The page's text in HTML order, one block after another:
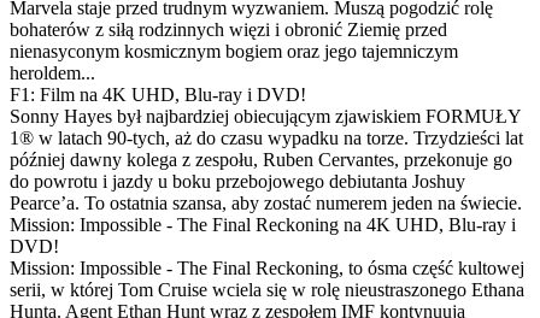
Marvela staje przed trudnym wyzwaniem. Muszą pogodzić rolę
bohaterów z siłą rodzinnych więzi i obronić Ziemię przed
nienasyconym kosmicznym bogiem oraz jego tajemniczym
heroldem...
F1: Film na 4K UHD, Blu-ray i DVD!
Sonny Hayes był najbardziej obiecującym zjawiskiem FORMUŁY
1® w latach 90-tych, aż do czasu wypadku na torze. Trzydzieści lat
później dawny kolega z zespołu, Ruben Cervantes, przekonuje go
do powrotu i jazdy u boku przebojowego debiutanta Joshuy
Pearce’a. To ostatnia szansa, aby zostać numerem jeden na świecie.
Mission: Impossible - The Final Reckoning na 4K UHD, Blu-ray i
DVD!
Mission: Impossible - The Final Reckoning, to ósma część kultowej
serii, w której Tom Cruise wciela się w rolę nieustraszonego Ethana
Hunta. Agent Ethan Hunt wraz z zespołem IMF kontynuują